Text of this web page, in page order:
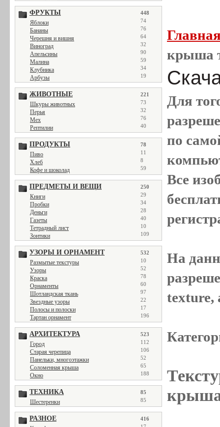
ФРУКТЫ 448
Яблоки 74
Бананы 76
Черешня и вишня 64
Виноград 32
Апельсины 90
Малина 59
Клубника 34
Арбузы 19
ЖИВОТНЫЕ 221
Шкуры животных 73
Перья 32
Мех 76
Рептилии 40
ПРОДУКТЫ 78
Пиво 11
Хлеб 8
Кофе и шоколад 59
ПРЕДМЕТЫ И ВЕЩИ 250
Книги 29
Пробки 34
Деньги 28
Газеты 40
Тетрадный лист 10
Зонтики 109
УЗОРЫ И ОРНАМЕНТ 532
Размытые текстуры 10
Узоры 52
Краска 78
Орнаменты 60
Шотландская ткань 97
Звездные узоры 22
Полосы и полоски 17
Тартан орнамент 196
АРХИТЕКТУРА 523
Город 112
Старая черепица 106
Панельки, многоэтажки 52
Соломенная крыша 65
Окно 188
ТЕХНИКА 85
Шестеренки 85
РАЗНОЕ 416
крыша
Для
по
Все
На
texture,
крыша